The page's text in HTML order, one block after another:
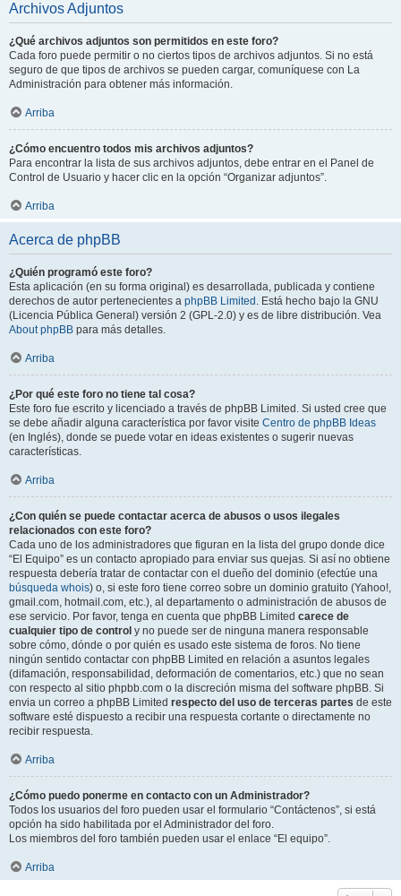
Archivos Adjuntos
¿Qué archivos adjuntos son permitidos en este foro?
Cada foro puede permitir o no ciertos tipos de archivos adjuntos. Si no está
seguro de que tipos de archivos se pueden cargar, comuníquese con La
Administración para obtener más información.
Arriba
¿Cómo encuentro todos mis archivos adjuntos?
Para encontrar la lista de sus archivos adjuntos, debe entrar en el Panel de
Control de Usuario y hacer clic en la opción “Organizar adjuntos”.
Arriba
Acerca de phpBB
¿Quién programó este foro?
Esta aplicación (en su forma original) es desarrollada, publicada y contiene
derechos de autor pertenecientes a phpBB Limited . Está hecho bajo la GNU
(Licencia Pública General) versión 2 (GPL-2.0) y es de libre distribución. Vea
About phpBB para más detalles.
Arriba
¿Por qué este foro no tiene tal cosa?
Este foro fue escrito y licenciado a través de phpBB Limited. Si usted cree que
se debe añadir alguna característica por favor visite Centro de phpBB Ideas
(en Inglés), donde se puede votar en ideas existentes o sugerir nuevas
características.
Arriba
¿Con quién se puede contactar acerca de abusos o usos ilegales
relacionados con este foro?
Cada uno de los administradores que figuran en la lista del grupo donde dice
“El Equipo” es un contacto apropiado para enviar sus quejas. Si así no obtiene
respuesta debería tratar de contactar con el dueño del dominio (efectúe una
búsqueda whois) o, si este foro tiene correo sobre un dominio gratuito (Yahoo!,
gmail.com, hotmail.com, etc.), al departamento o administración de abusos de
ese servicio. Por favor, tenga en cuenta que phpBB Limited carece de
cualquier tipo de control y no puede ser de ninguna manera responsable
sobre cómo, dónde o por quién es usado este sistema de foros. No tiene
ningún sentido contactar con phpBB Limited en relación a asuntos legales
(difamación, responsabilidad, deformación de comentarios, etc.) que no sean
con respecto al sitio phpbb.com o la discreción misma del software phpBB. Si
envia un correo a phpBB Limited respecto del uso de terceras partes de este
software esté dispuesto a recibir una respuesta cortante o directamente no
recibir respuesta.
Arriba
¿Cómo puedo ponerme en contacto con un Administrador?
Todos los usuarios del foro pueden usar el formulario “Contáctenos”, si está
opción ha sido habilitada por el Administrador del foro.
Los miembros del foro también pueden usar el enlace “El equipo”.
Arriba